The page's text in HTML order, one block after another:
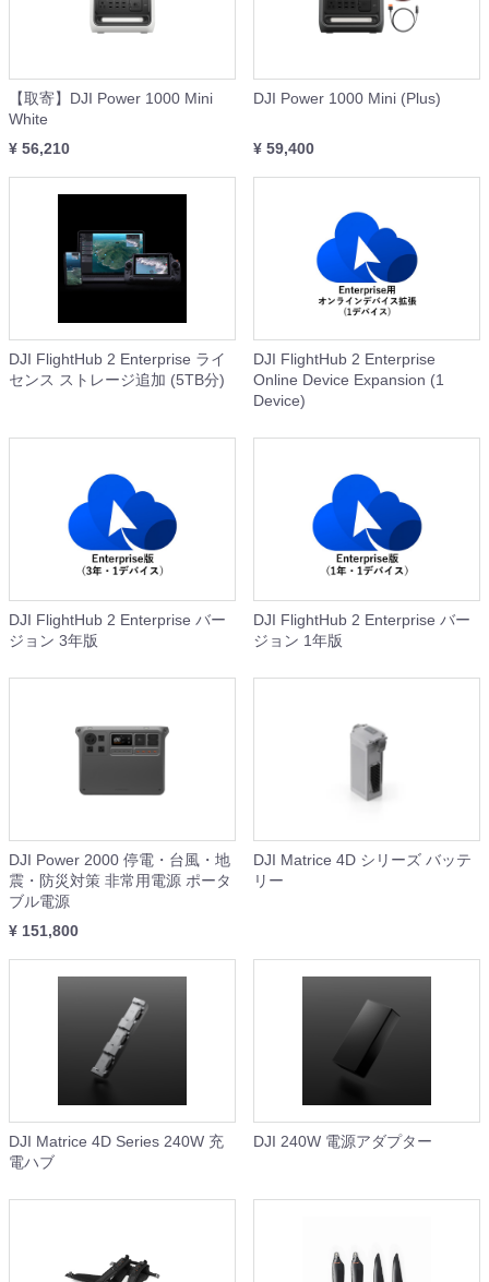
【取寄】DJI Power 1000 Mini
White
¥ 56,210
DJI Power 1000 Mini (Plus)
¥ 59,400
DJI FlightHub 2 Enterprise ライ
センス ストレージ追加 (5TB分)
DJI FlightHub 2 Enterprise
Online Device Expansion (1
Device)
DJI FlightHub 2 Enterprise バー
ジョン 3年版
DJI FlightHub 2 Enterprise バー
ジョン 1年版
DJI Power 2000 停電・台風・地
震・防災対策 非常用電源 ポータ
ブル電源
¥ 151,800
DJI Matrice 4D シリーズ バッテ
リー
DJI Matrice 4D Series 240W 充
電ハブ
DJI 240W 電源アダプター